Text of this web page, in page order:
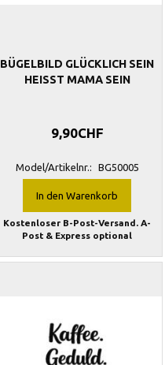
BÜGELBILD GLÜCKLICH SEIN
HEISST MAMA SEIN
9,90CHF
Model/Artikelnr.: BG50005
In den Warenkorb
Kostenloser B-Post-Versand. A-
Post & Express optional